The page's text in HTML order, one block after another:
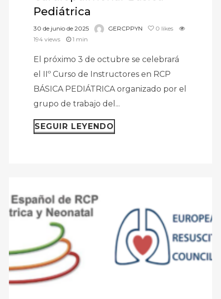
Pediátrica
30 de junio de 2025 GERCPPYN 0 likes
194 views
1 min
El próximo 3 de octubre se celebrará
el IIº Curso de Instructores en RCP
BÁSICA PEDIÁTRICA organizado por el
grupo de trabajo del...
SEGUIR LEYENDO